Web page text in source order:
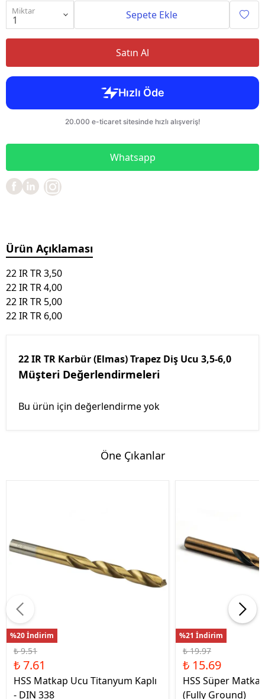
Miktar Sepete Ekle
Satın Al
Whatsapp
Ürün Açıklaması
22 IR TR 3,50
22 IR TR 4,00
22 IR TR 5,00
22 IR TR 6,00
22 IR TR Karbür (Elmas) Trapez Diş Ucu 3,5-6,0
Müşteri Değerlendirmeleri
Bu ürün için değerlendirme yok
Öne Çıkanlar
%20 İndirim
₺ 9.51
₺ 7.61
HSS Matkap Ucu Titanyum Kaplı
- DIN 338
%21 İndirim
₺ 19.97
₺ 15.69
HSS Süper
(Fully Ground)